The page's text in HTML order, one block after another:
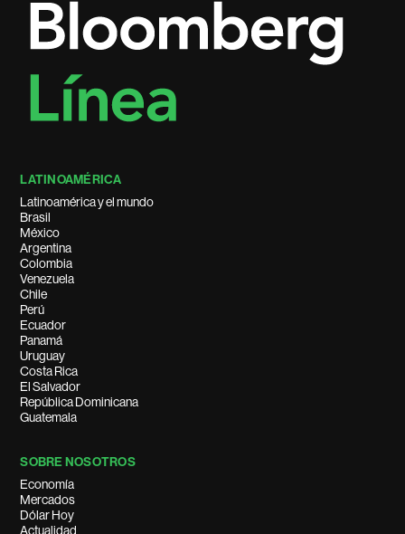
LATINOAMÉRICA
Latinoamérica y el mundo
Brasil
México
Argentina
Colombia
Venezuela
Chile
Perú
Ecuador
Panamá
Uruguay
Costa Rica
El Salvador
República Dominicana
Guatemala
SOBRE NOSOTROS
Economía
Mercados
Dólar Hoy
Actualidad